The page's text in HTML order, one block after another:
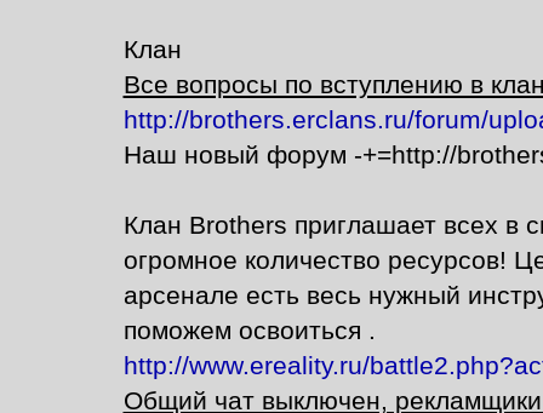
Клан
Все вопросы по вступлению в
http://brothers.erclans.ru/forum/
Наш новый форум -+=http://
Клан Brothers приглашает всех в
огромное количество ресурсов!
арсенале есть весь нужный
поможем освоиться .
http://www.ereality.ru/
Общий чат выключен, рекламщики